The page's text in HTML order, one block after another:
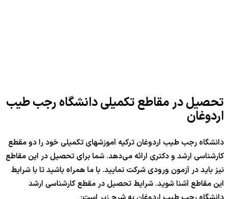
تحصیل در مقاطع تکمیلی دانشگاه رجب طیب
اردوغان
دانشگاه رجب طیب اردوغان ترکیه آموزشهای تکمیلی خود را دو مقطع
کارشناسی ارشد و دکتری ارائه می‌دهد. شما برای تحصیل در این مقاطع
نیز باید در آزمون ورودی شرکت نمایید. با ما همراه باشید تا با شرایط
این مقاطع آشنا شوید. شرایط تحصیل در مقطع کارشناسی ارشد